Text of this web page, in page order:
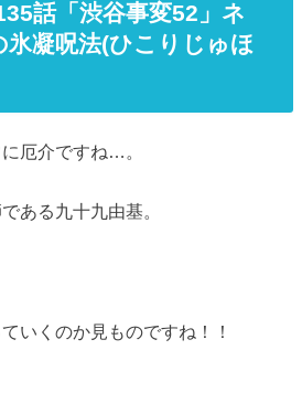
話「渋谷事変52」ネ
氷凝呪法(ひこりじゅほ
厄介ですね…。
ある九十九由基。
いくのか見ものですね！！